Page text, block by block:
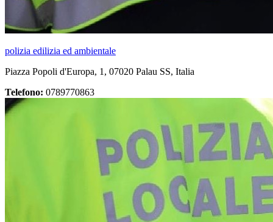
polizia edilizia ed ambientale
Piazza Popoli d'Europa, 1, 07020 Palau SS, Italia
Telefono: 0789770863